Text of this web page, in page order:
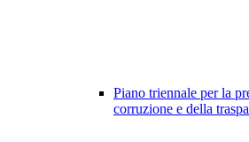
Piano triennale per la
corruzione e della